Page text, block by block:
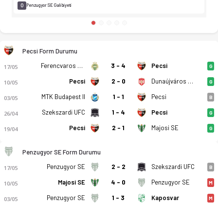
0 Penzugyor SE Galibiyeti
Pecsi Form Durumu
17/05 Ferencvaros TC II 3 - 4 Pecsi G
10/05 Pecsi 2 - 0 Dunaújváros PASE G
03/05 MTK Budapest II 1 - 1 Pecsi B
26/04 Szekszardi UFC 1 - 4 Pecsi G
19/04 Pecsi 2 - 1 Majosi SE G
Penzugyor SE Form Durumu
17/05 Penzugyor SE 2 - 2 Szekszardi UFC B
10/05 Majosi SE 4 - 0 Penzugyor SE M
03/05 Penzugyor SE 1 - 3 Kaposvar M